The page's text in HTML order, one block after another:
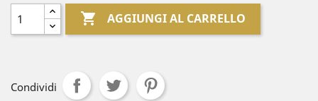
 AGGIUNGI AL CARRELLO
Condividi